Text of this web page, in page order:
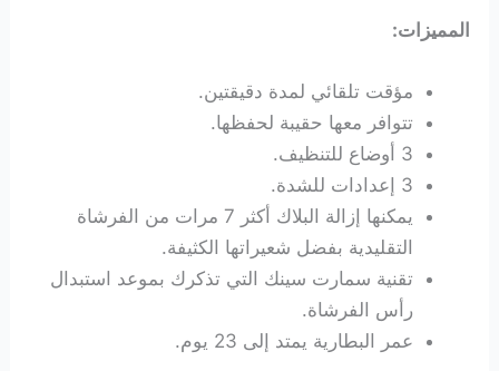
المميزات:
مؤقت تلقائي لمدة دقيقتين.
تتوافر معها حقيبة لحفظها.
3 أوضاع للتنظيف.
3 إعدادات للشدة.
يمكنها إزالة البلاك أكثر 7 مرات من الفرشاة
التقليدية بفضل شعيراتها الكثيفة.
تقنية سمارت سينك التي تذكرك بموعد استبدال
رأس الفرشاة.
عمر البطارية يمتد إلى 23 يوم.